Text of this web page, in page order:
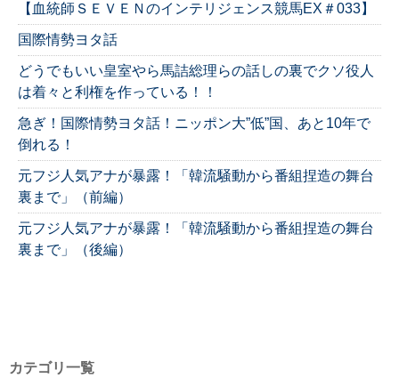
【血統師ＳＥＶＥＮのインテリジェンス競馬EX＃033】
国際情勢ヨタ話
どうでもいい皇室やら馬詰総理らの話しの裏でクソ役人
は着々と利権を作っている！！
急ぎ！国際情勢ヨタ話！ニッポン大”低”国、あと10年で
倒れる！
元フジ人気アナが暴露！「韓流騒動から番組捏造の舞台
裏まで」（前編）
元フジ人気アナが暴露！「韓流騒動から番組捏造の舞台
裏まで」（後編）
カテゴリ一覧